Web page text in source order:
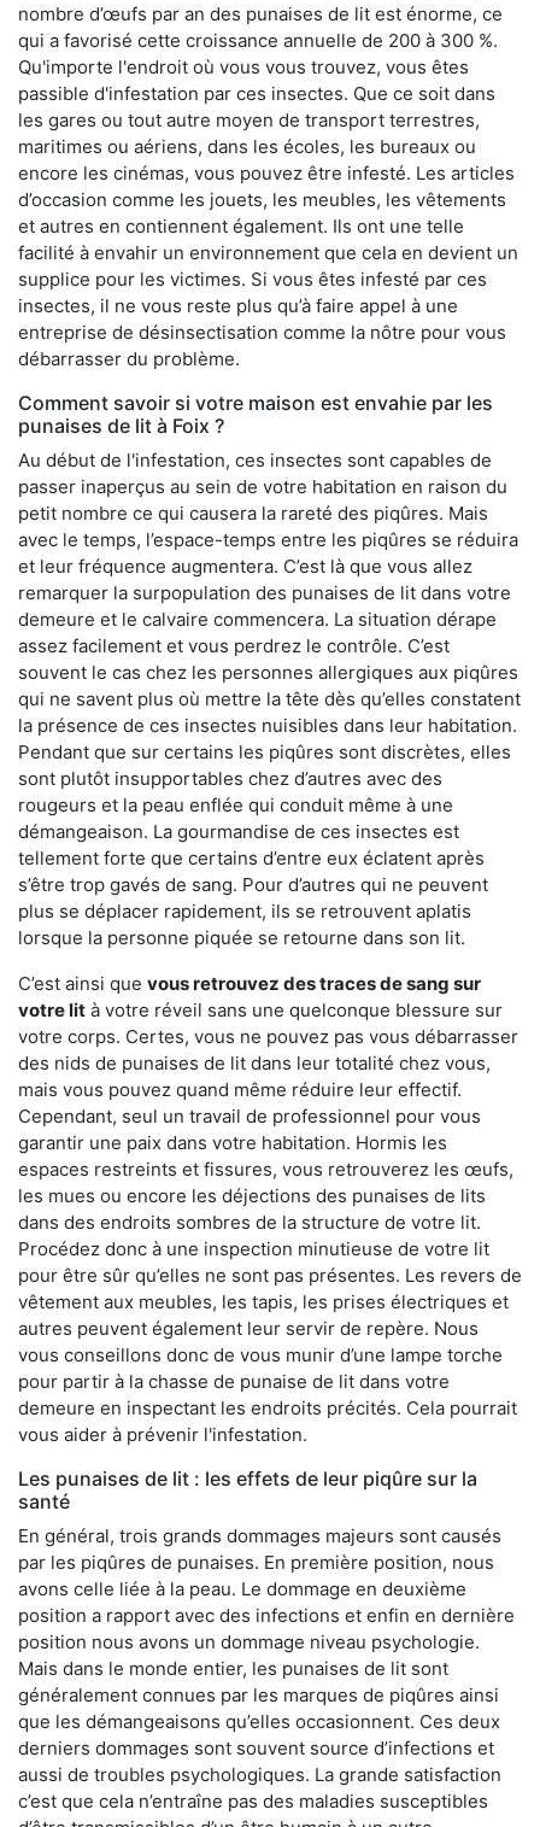
nombre d’œufs par an des punaises de lit est énorme, ce
qui a favorisé cette croissance annuelle de 200 à 300 %.
Qu'importe l'endroit où vous vous trouvez, vous êtes
passible d'infestation par ces insectes. Que ce soit dans
les gares ou tout autre moyen de transport terrestres,
maritimes ou aériens, dans les écoles, les bureaux ou
encore les cinémas, vous pouvez être infesté. Les articles
d’occasion comme les jouets, les meubles, les vêtements
et autres en contiennent également. Ils ont une telle
facilité à envahir un environnement que cela en devient un
supplice pour les victimes. Si vous êtes infesté par ces
insectes, il ne vous reste plus qu’à faire appel à une
entreprise de désinsectisation comme la nôtre pour vous
débarrasser du problème.
Comment savoir si votre maison est envahie par les
punaises de lit à Foix ?
Au début de l'infestation, ces insectes sont capables de
passer inaperçus au sein de votre habitation en raison du
petit nombre ce qui causera la rareté des piqûres. Mais
avec le temps, l’espace-temps entre les piqûres se réduira
et leur fréquence augmentera. C’est là que vous allez
remarquer la surpopulation des punaises de lit dans votre
demeure et le calvaire commencera. La situation dérape
assez facilement et vous perdrez le contrôle. C’est
souvent le cas chez les personnes allergiques aux piqûres
qui ne savent plus où mettre la tête dès qu’elles constatent
la présence de ces insectes nuisibles dans leur habitation.
Pendant que sur certains les piqûres sont discrètes, elles
sont plutôt insupportables chez d’autres avec des
rougeurs et la peau enflée qui conduit même à une
démangeaison. La gourmandise de ces insectes est
tellement forte que certains d’entre eux éclatent après
s’être trop gavés de sang. Pour d’autres qui ne peuvent
plus se déplacer rapidement, ils se retrouvent aplatis
lorsque la personne piquée se retourne dans son lit.
C’est ainsi que vous retrouvez des traces de sang sur
votre lit à votre réveil sans une quelconque blessure sur
votre corps. Certes, vous ne pouvez pas vous débarrasser
des nids de punaises de lit dans leur totalité chez vous,
mais vous pouvez quand même réduire leur effectif.
Cependant, seul un travail de professionnel pour vous
garantir une paix dans votre habitation. Hormis les
espaces restreints et fissures, vous retrouverez les œufs,
les mues ou encore les déjections des punaises de lits
dans des endroits sombres de la structure de votre lit.
Procédez donc à une inspection minutieuse de votre lit
pour être sûr qu’elles ne sont pas présentes. Les revers de
vêtement aux meubles, les tapis, les prises électriques et
autres peuvent également leur servir de repère. Nous
vous conseillons donc de vous munir d’une lampe torche
pour partir à la chasse de punaise de lit dans votre
demeure en inspectant les endroits précités. Cela pourrait
vous aider à prévenir l'infestation.
Les punaises de lit : les effets de leur piqûre sur la
santé
En général, trois grands dommages majeurs sont causés
par les piqûres de punaises. En première position, nous
avons celle liée à la peau. Le dommage en deuxième
position a rapport avec des infections et enfin en dernière
position nous avons un dommage niveau psychologie.
Mais dans le monde entier, les punaises de lit sont
généralement connues par les marques de piqûres ainsi
que les démangeaisons qu’elles occasionnent. Ces deux
derniers dommages sont souvent source d’infections et
aussi de troubles psychologiques. La grande satisfaction
c’est que cela n’entraîne pas des maladies susceptibles